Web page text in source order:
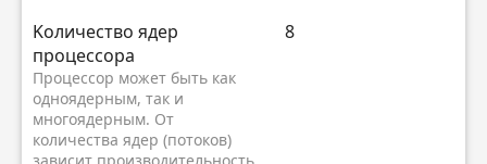
Kоличество ядер
процессора
Процессор может быть как
одноядерным, так и
многоядерным. От
количества ядер (потоков)
8